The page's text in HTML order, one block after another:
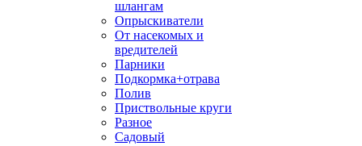
шлангам
Опрыскиватели
От насекомых и
вредителей
Парники
Подкормка+отрава
Полив
Приствольные круги
Разное
Садовый